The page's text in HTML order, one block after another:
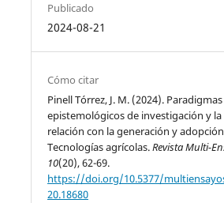
Publicado
2024-08-21
Cómo citar
Pinell Tórrez, J. M. (2024). Paradigmas
epistemológicos de investigación y la
relación con la generación y
Tecnologías agrícolas.Revista Multi-
10(20), 62-69.
https://doi.org/10.5377/
20.18680